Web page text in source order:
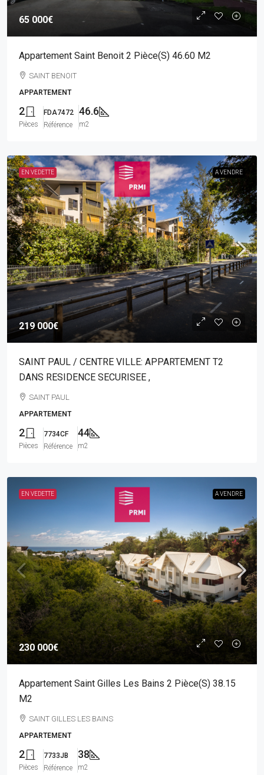
65 000€
Appartement Saint Benoit 2 Pièce(s) 46.60 M2
SAINT BENOIT
APPARTEMENT
2
Pièces
FDA7472
Référence
46.6
m2
EN VEDETTE A VENDRE
219 000€
SAINT PAUL / CENTRE VILLE: APPARTEMENT T2
DANS RESIDENCE SECURISEE ,
SAINT PAUL
APPARTEMENT
2
Pièces
7734CF
Référence
44
m2
EN VEDETTE A VENDRE
230 000€
Appartement Saint Gilles Les Bains 2 Pièce(s) 38.15
M2
SAINT GILLES LES BAINS
APPARTEMENT
2
Pièces
7733JB
Référence
38
m2